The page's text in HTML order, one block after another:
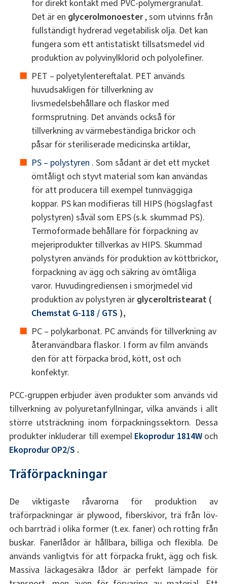
för direkt kontakt med PVC-polymergranulat.
Det är en glycerolmonoester, som utvinns från
fullständigt hydrerad vegetabilisk olja. Det kan
fungera som ett antistatiskt tillsatsmedel vid
produktion av polyvinylklorid och polyolefiner.
PET – polyetylentereftalat. PET används
huvudsakligen för tillverkning av
livsmedelsbehållare och flaskor med
formsprutning. Det används också för
tillverkning av värmebeständiga brickor och
påsar för steriliserade medicinska artiklar,
PS – polystyren . Som sådant är det ett mycket
ömtåligt och styvt material som kan användas
för att producera till exempel tunnväggiga
koppar. PS kan modifieras till HIPS (högslagfast
polystyren) såväl som EPS (s.k. skummad PS).
Termoformade behållare för förpackning av
mejeriprodukter tillverkas av HIPS. Skummad
polystyren används för produktion av köttbrickor,
förpackning av ägg och säkring av ömtåliga
varor. Huvudingrediensen i smörjmedel vid
produktion av polystyren är glyceroltristearat (
Chemstat G-118 / GTS ),
PC – polykarbonat. PC används för tillverkning av
återanvändbara flaskor. I form av film används
den för att förpacka bröd, kött, ost och
konfektyr.
PCC-gruppen erbjuder även produkter som används vid
tillverkning av polyuretanfyllningar, vilka används i allt
större utsträckning inom förpackningssektorn. Dessa
produkter inkluderar till exempel Ekoprodur 1814Woch
Ekoprodur OP2/S .
Träförpackningar
De viktigaste råvarorna för produktion av
träförpackningar är plywood, fiberskivor, trä från löv-
och barrträd i olika former (t.ex. faner) och rotting från
buskar. Fanerlådor är hållbara, billiga och flexibla. De
används vanligtvis för att förpacka frukt, ägg och fisk.
Massiva läckagesäkra lådor är perfekt lämpade för